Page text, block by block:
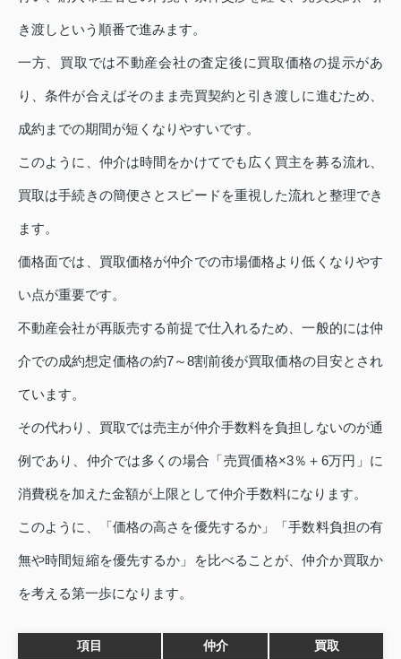
き渡しという順番で進みます。
一方、買取では不動産会社の査定後に買取価格の提示があ
り、条件が合えばそのまま売買契約と引き渡しに進むため、
成約までの期間が短くなりやすいです。
このように、仲介は時間をかけてでも広く買主を募る流れ、
買取は手続きの簡便さとスピードを重視した流れと整理でき
ます。
価格面では、買取価格が仲介での市場価格より低くなりやす
い点が重要です。
不動産会社が再販売する前提で仕入れるため、一般的には仲
介での成約想定価格の約7～8割前後が買取価格の目安とされ
ています。
その代わり、買取では売主が仲介手数料を負担しないのが通
例であり、仲介では多くの場合「売買価格×3％＋6万円」に
消費税を加えた金額が上限として仲介手数料になります。
このように、「価格の高さを優先するか」「手数料負担の有
無や時間短縮を優先するか」を比べることが、仲介か買取か
を考える第一歩になります。
項目 仲介 買取